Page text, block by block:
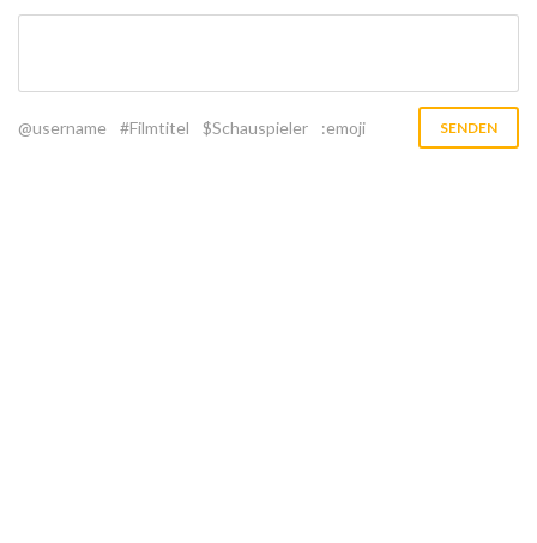
@username #Filmtitel $Schauspieler :emoji